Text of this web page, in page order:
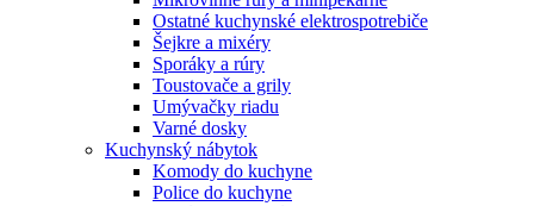
Ostatné kuchynské elektrospotrebiče
Šejkre a mixéry
Sporáky a rúry
Toustovače a grily
Umývačky riadu
Varné dosky
Kuchynský nábytok
Komody do kuchyne
Police do kuchyne